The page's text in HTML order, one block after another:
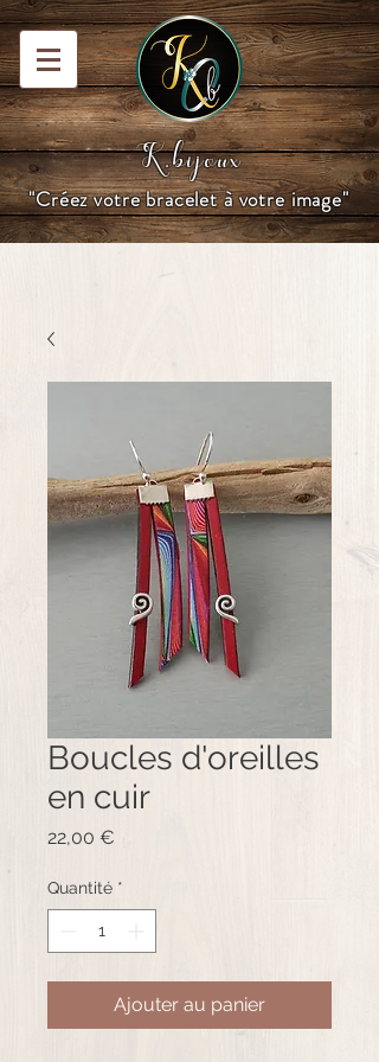
K.bijoux
"Créez votre bracelet à votre image"
Boucles d'oreilles
en cuir
22,00 €
Quantité *
Ajouter au panier